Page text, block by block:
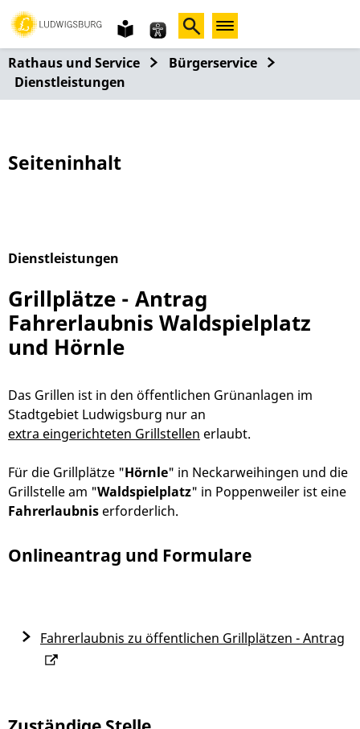
Gebärdensprache
leichte
Sprache
Rathaus und Service
Bürgerservice
Dienstleistungen
Seiteninhalt
Dienstleistungen
Grillplätze - Antrag
Fahrerlaubnis Waldspielplatz
und Hörnle
Das Grillen ist in den öffentlichen Grünanlagen im
Stadtgebiet Ludwigsburg nur an
extra eingerichteten Grillstellen erlaubt.
Für die Grillplätze "Hörnle" in Neckarweihingen und die
Grillstelle am "Waldspielplatz" in Poppenweiler ist eine
Fahrerlaubnis erforderlich.
Onlineantrag und Formulare
Fahrerlaubnis zu öffentlichen Grillplätzen - Antrag